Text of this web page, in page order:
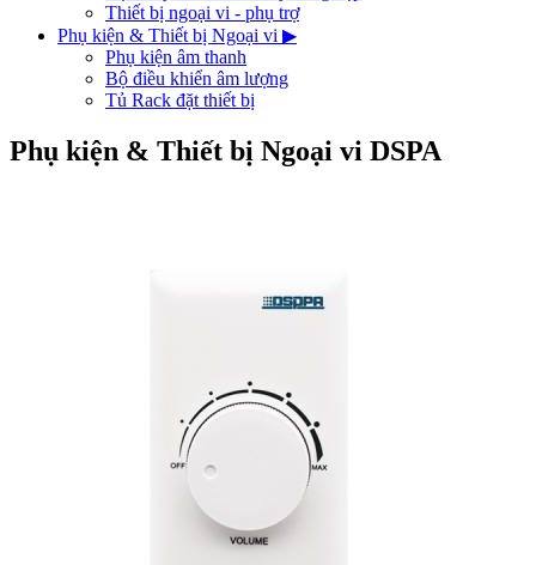
Thiết bị ngoại vi - phụ trợ
Phụ kiện & Thiết bị Ngoại vi ▶
Phụ kiện âm thanh
Bộ điều khiển âm lượng
Tủ Rack đặt thiết bị
Phụ kiện & Thiết bị Ngoại vi DSPA